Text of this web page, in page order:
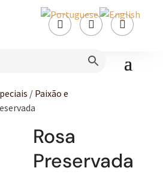
  
/ Paixão e
Rosa
Preservada